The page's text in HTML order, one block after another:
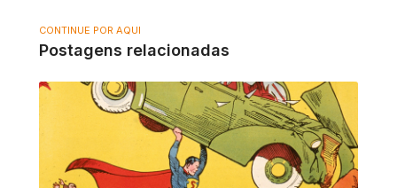
CONTINUE POR AQUI
Postagens relacionadas